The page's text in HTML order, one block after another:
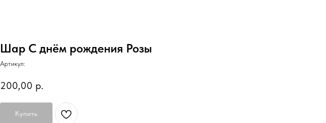
Шар С днём рождения Розы
Артикул:
200,00 р.
Купить